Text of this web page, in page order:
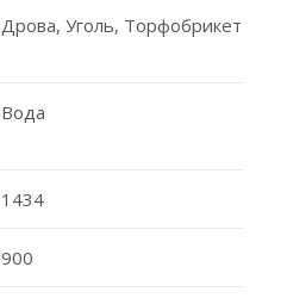
Дрова, Уголь, Торфобрикет
Вода
1434
900